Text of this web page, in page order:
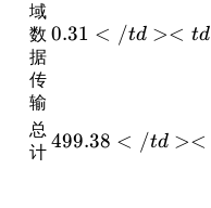
域
数
据
传
输
0.31</td>
0.31 < /td >< td
总
计 499.38</td>
499.38 < /td ><